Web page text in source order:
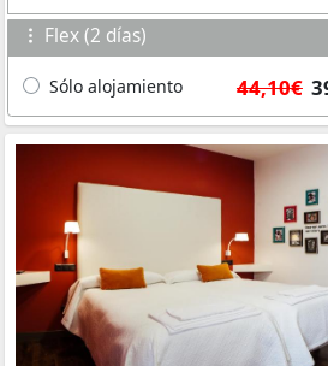
Flex (2 días)
Sólo alojamiento 44,10€